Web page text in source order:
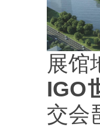
展馆
IGO
交会